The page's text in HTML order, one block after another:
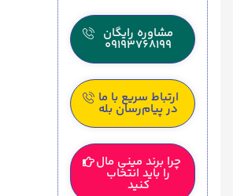
مشاوره رایگان
09193768199
ارتباط سریع با ما
در پیام‌رسان بله
چرا برند مینی مال
را باید انتخاب
کنید